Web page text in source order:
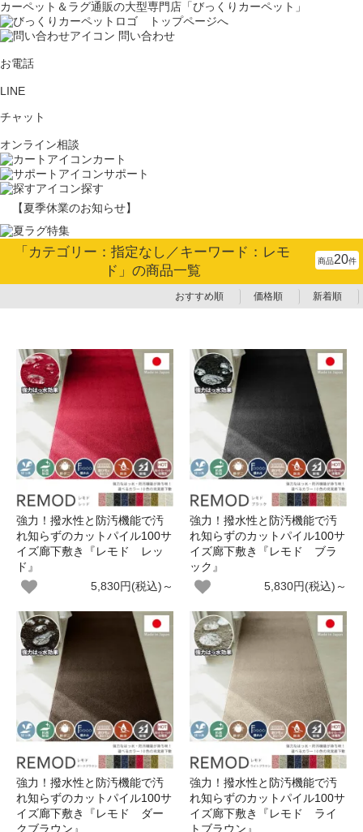
カーペット＆ラグ通販の大型専門店「びっくりカーペット」
問い合わせ
お電話
LINE
チャット
オンライン相談
カート
サポート
探す
【夏季休業のお知らせ】
「カテゴリー：指定なし／キーワード：レモ
ド」の商品一覧
商品20件
おすすめ順 価格順 新着順
強力！撥水性と防汚機能で汚
れ知らずのカットパイル100サ
イズ廊下敷き『レモド レッ
ド』
5,830円(税込)～
強力！撥水性と防汚機能で汚
れ知らずのカットパイル100サ
イズ廊下敷き『レモド ブラ
ック』
5,830円(税込)～
強力！撥水性と防汚機能で汚
れ知らずのカットパイル100サ
イズ廊下敷き『レモド ダー
クブラウン』
強力！撥水性と防汚機能で汚
れ知らずのカットパイル100サ
イズ廊下敷き『レモド ライ
トブラウン』